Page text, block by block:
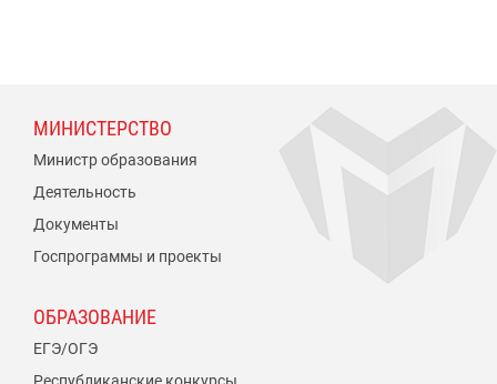
МИНИСТЕРСТВО
Министр образования
Деятельность
Документы
Госпрограммы и проекты
ОБРАЗОВАНИЕ
ЕГЭ/ОГЭ
Республиканские конкурсы